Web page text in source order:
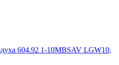
604.92 1-10MBSAV LGW10,